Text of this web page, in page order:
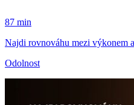
87 min
Najdi rovnováhu mezi výkonem
Odolnost